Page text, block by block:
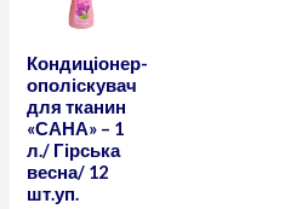
Кондиціонер-
ополіскувач
для тканин
«САНА» – 1
л./ Гірська
весна/ 12
шт.уп.